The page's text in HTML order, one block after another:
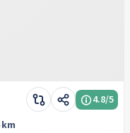
4.8/5
km